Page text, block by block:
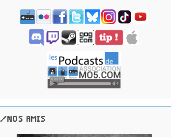
/NOS AMIS